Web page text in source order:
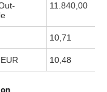
11.840,00
10,71
10,48